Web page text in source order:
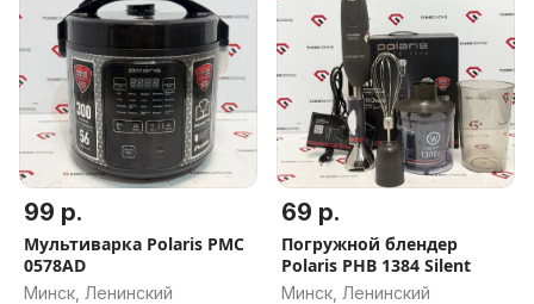
99 р.
Мультиварка Polaris PMC
0578AD
Минск, Ленинский
69 р.
Погружной блендер
Polaris PHB 1384 Silent
Минск, Ленинский